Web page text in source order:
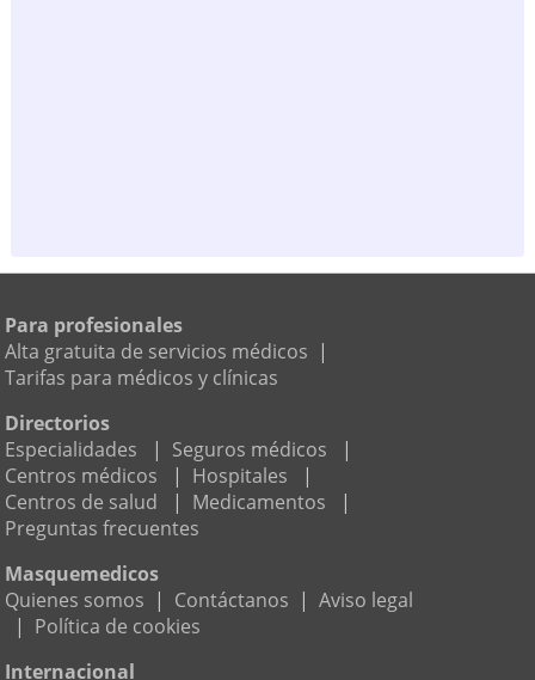
Para profesionales
Alta gratuita de servicios médicos |
Tarifas para médicos y clínicas
Directorios
Especialidades
| Seguros médicos
|
Centros médicos
| Hospitales
|
Centros de salud
| Medicamentos
|
Preguntas frecuentes
Masquemedicos
Quienes somos | Contáctanos | Aviso legal
| Política de cookies
Internacional